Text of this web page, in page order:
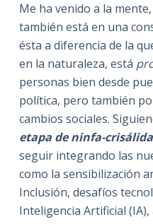
Me ha venido a la
también está en una
ésta a diferencia de la
en la naturaleza, está
personas bien desde
política, pero también
cambios sociales.
etapa de ninfa-crisálida
seguir integrando las
como la sensibilización
Inclusión, desafíos
Inteligencia Artificial